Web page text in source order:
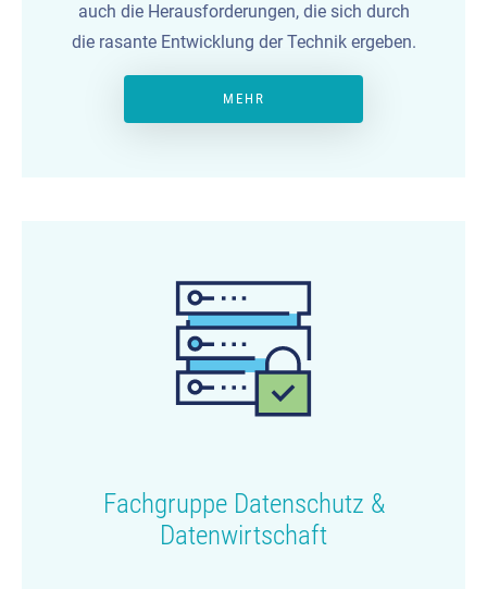
auch die Herausforderungen, die sich durch
die rasante Entwicklung der Technik ergeben.
MEHR
Fachgruppe Datenschutz &
Datenwirtschaft